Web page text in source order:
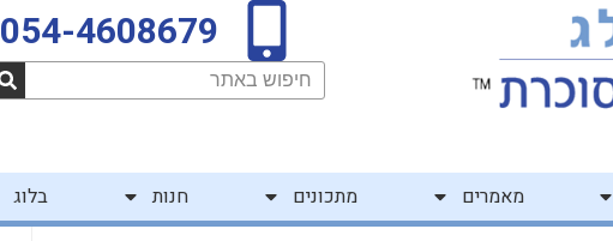
054-4608679
חיפוש
מאמרים מתכונים חנות בלוג